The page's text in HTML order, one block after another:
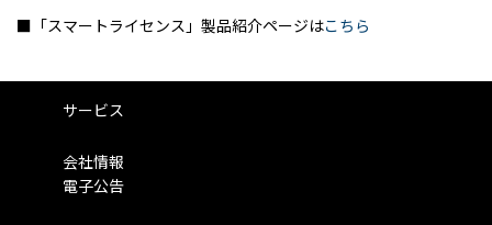
■「スマートライセンス」製品紹介ページはこちら
サービス
会社情報
電子公告